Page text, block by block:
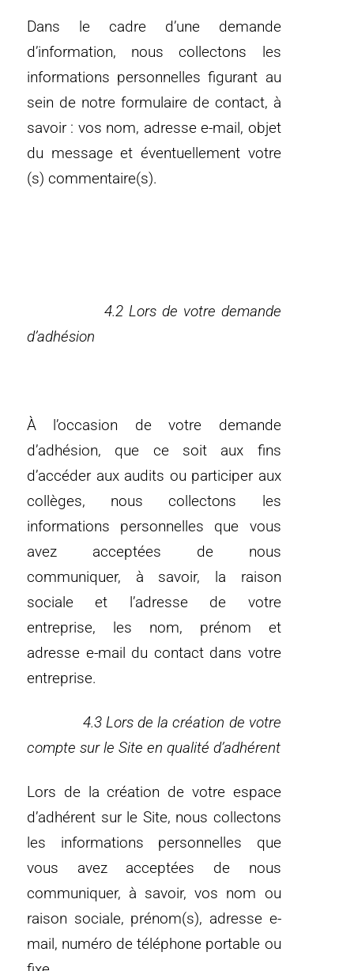
Dans le cadre d’une demande
d’information, nous collectons les
informations personnelles figurant au
sein de notre formulaire de contact, à
savoir : vos nom, adresse e-mail, objet
du message et éventuellement votre
(s) commentaire(s).
4.2 Lors de votre demande
d’adhésion
À l’occasion de votre demande
d’adhésion, que ce soit aux fins
d’accéder aux audits ou participer aux
collèges, nous collectons les
informations personnelles que vous
avez acceptées de nous
communiquer, à savoir, la raison
sociale et l’adresse de votre
entreprise, les nom, prénom et
adresse e-mail du contact dans votre
entreprise.
4.3 Lors de la création de votre
compte sur le Site en qualité d’adhérent
Lors de la création de votre espace
d’adhérent sur le Site, nous collectons
les informations personnelles que
vous avez acceptées de nous
communiquer, à savoir, vos nom ou
raison sociale, prénom(s), adresse e-
mail, numéro de téléphone portable ou